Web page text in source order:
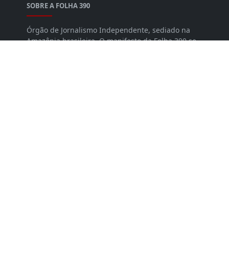
SOBRE A FOLHA 390
Órgão de Jornalismo Independente, sediado na
Amazônia brasileira. O manifesto da Folha 390 se